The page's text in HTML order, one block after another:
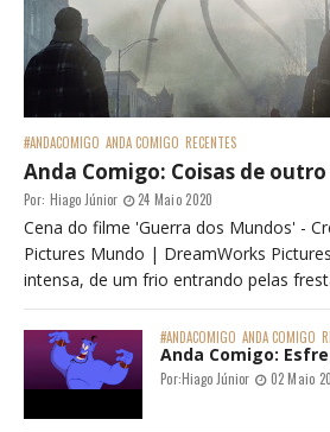
#ANDACOMIGO ANDA COMIGO RECENTES
Anda Comigo: Coisas de
Por: Hiago Júnior 24 Maio 2020
Cena do filme 'Guerra dos Mundos' -
Pictures Mundo | DreamWorks
intensa, de um frio entrando pelas
#ANDACOMIGO ANDA COMIGO
Anda Comigo:
Por:Hiago Júnior 02 Maio